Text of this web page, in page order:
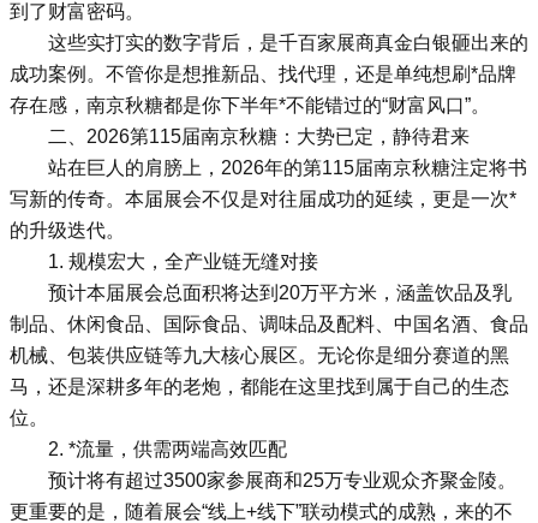
到了财富密码。
这些实打实的数字背后，是千百家展商真金白银砸出来的
成功案例。不管你是想推新品、找代理，还是单纯想刷*品牌
存在感，南京秋糖都是你下半年*不能错过的“财富风口”。
二、2026第115届南京秋糖：大势已定，静待君来
站在巨人的肩膀上，2026年的第115届南京秋糖注定将书
写新的传奇。本届展会不仅是对往届成功的延续，更是一次*
的升级迭代。
1. 规模宏大，全产业链无缝对接
预计本届展会总面积将达到20万平方米，涵盖饮品及乳
制品、休闲食品、国际食品、调味品及配料、中国名酒、食品
机械、包装供应链等九大核心展区。无论你是细分赛道的黑
马，还是深耕多年的老炮，都能在这里找到属于自己的生态
位。
2. *流量，供需两端高效匹配
预计将有超过3500家参展商和25万专业观众齐聚金陵。
更重要的是，随着展会“线上+线下”联动模式的成熟，来的不